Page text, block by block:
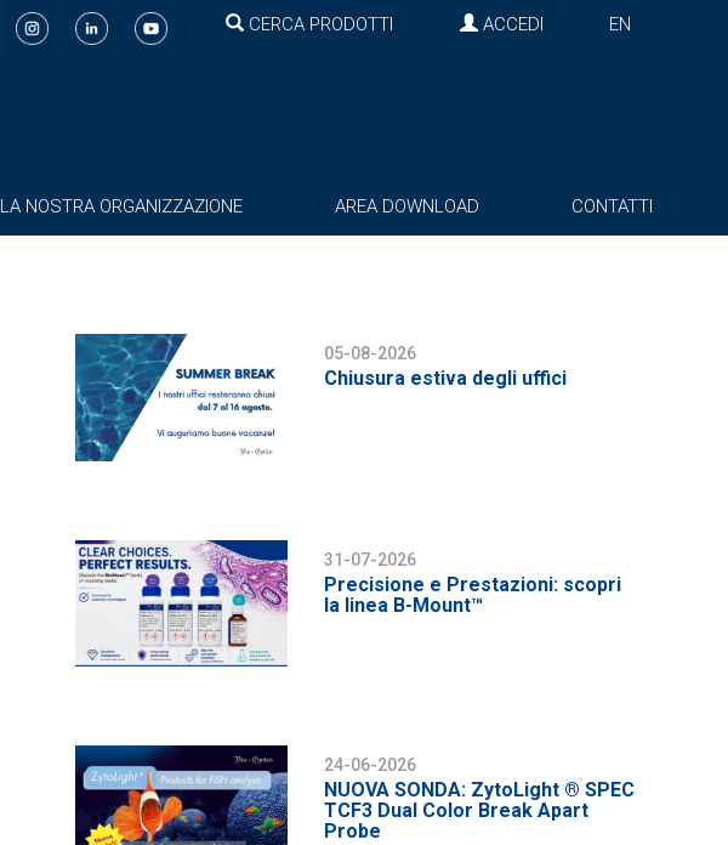
CERCA PRODOTTI ACCEDI EN
LA NOSTRA ORGANIZZAZIONE AREA DOWNLOAD CONTATTI
05-08-2026
Chiusura estiva degli uffici
31-07-2026
Precisione e Prestazioni: scopri
la linea B-Mount™
24-06-2026
NUOVA SONDA: ZytoLight ® SPEC
TCF3 Dual Color Break Apart
Probe